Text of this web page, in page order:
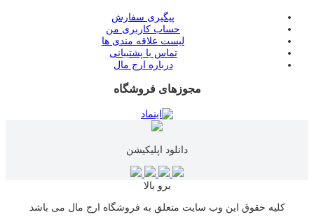
پیگیری سفارش
حساب کاربری من
لیست علاقه مندی ها
تماس با پشتیبانی
درباره ارج مال
مجوزهای فروشگاه
دانلود اپلیکیشن
برو بالا
کلیه حقوق این وب سایت متعلق به فروشگاه ارج مال می باشد